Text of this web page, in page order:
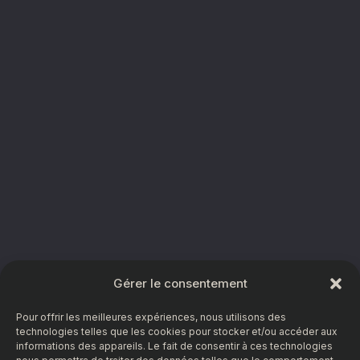
Gérer le consentement
Pour offrir les meilleures expériences, nous utilisons des
technologies telles que les cookies pour stocker et/ou accéder aux
informations des appareils. Le fait de consentir à ces technologies